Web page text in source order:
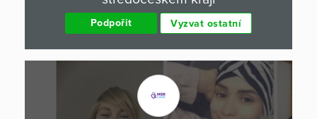
Podpořit Vyzvat ostatní